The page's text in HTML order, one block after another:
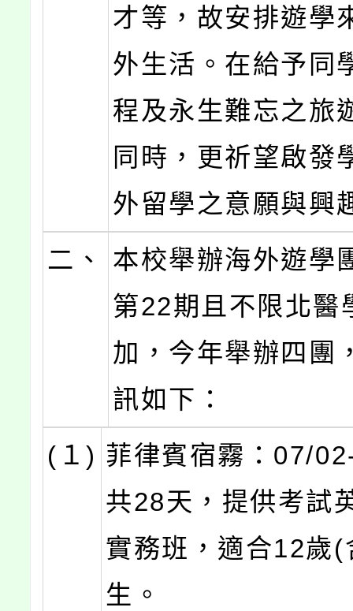
才等，故安排遊學
外生活。在給予同
程及永生難忘之旅
同時，更祈望啟發
外留學之意願與興
二、
本校舉辦海外遊學
第22期且不限北醫
加，今年舉辦四團
訊如下：
(１) 菲律賓宿霧：07/
共28天，提供考試
實務班，適合12歲
生。